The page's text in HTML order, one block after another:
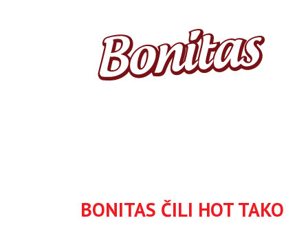
BONITAS ČILI HOT TAKO